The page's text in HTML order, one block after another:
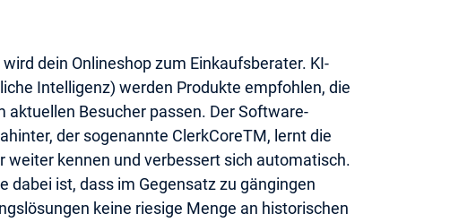
dein Onlineshop zum Einkaufsberater. KI-
Intelligenz) werden Produkte empfohlen, die
aktuellen Besucher passen. Der Software-
der sogenannte ClerkCoreTM, lernt die
weiter kennen und verbessert sich automatisch.
dabei ist, dass im Gegensatz zu gängingen
keine riesige Menge an historischen